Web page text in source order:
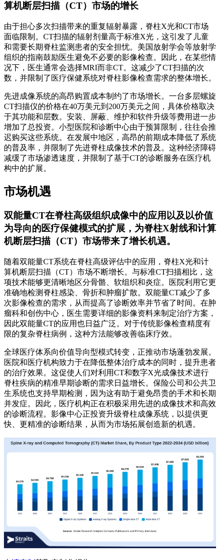
算机断层扫描（CT）市场的增长
由于担心多次扫描带来的重复辐射暴露，脊柱X光和CT市场
面临限制。CT扫描的辐射剂量高于标准X光，这引发了儿童
和需要长期脊柱监测患者的安全担忧。美国放射学会等放射学
组织的指南鼓励医生避免不必要的影像检查。因此，在某些情
况下，医生通常会选择MRI而非CT。这减少了CT扫描的次
数，并限制了医疗保健系统对脊柱影像检查需求的整体增长。
先进成像系统的高昂购置成本制约了市场增长。一台多层螺旋
CT扫描仪的价格在40万美元到200万美元之间，具体价格取决
于其功能和层数。安装、屏蔽、维护和软件升级等费用进一步
增加了总投资。小型医院和诊断中心由于预算限制，往往会推
迟购买这些系统。在发展中地区，高昂的前期成本降低了系统
的普及率，并限制了先进脊柱成像技术的普及。这种经济障碍
减缓了市场渗透速度，并限制了基于CT的诊断服务在医疗机
构中的扩展。
市场机遇
双能量CT在脊柱高级组织成像中的应用以及以价值
为导向的医疗保健模式的扩展，为脊柱X射线和计算
机断层扫描（CT）市场带来了增长机遇。
随着双能量CT系统在脊柱高级评估中的应用，脊柱X光和计
算机断层扫描（CT）市场不断增长。与标准CT扫描相比，这
项技术能够更清晰地区分骨骼、软组织和炎症。医院利用它更
准确地检测脊柱感染、骨折和肿瘤扩散。双能量CT减少了多
次影像检查的需求，从而提高了诊断效率并节省了时间。在肿
瘤科和创伤中心，医生需要详细的影像资料来制定治疗方案，
因此双能量CT的应用也日益广泛。对于传统影像检查精度有
限的复杂脊柱病例，这种方法能够改善临床疗效。
全球医疗体系向价值导向型模式转变，正推动市场蓬勃发展。
医院和医疗机构致力于在降低整体治疗成本的同时，提升患者
的治疗效果。这促使人们对利用CT和数字X光成像技术进行
脊柱疾病的精准早期诊断的需求日益增长。保险公司和公共卫
生系统也支持早期检测，因为这有助于避免昂贵的手术和长期
并发症。因此，医疗机构正在积极采用先进的成像技术和高效
的诊断流程。影像中心正投资升级脊柱成像系统，以提供更
快、更精准的诊断结果，从而为市场拓展创造新的机遇。